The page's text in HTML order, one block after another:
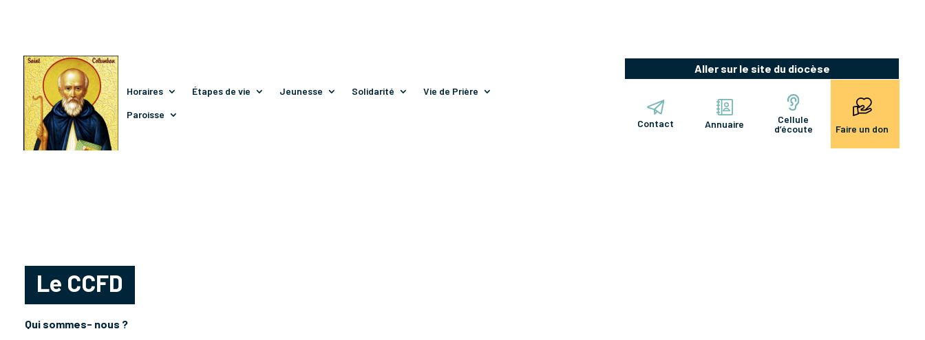
Horaires Étapes de vie Jeunesse Solidarité
Vie de Prière
Paroisse
Aller sur le site du diocèse
Contact Annuaire
Cellule
d’écoute
Faire un don
Le CCFD
Qui sommes- nous ?